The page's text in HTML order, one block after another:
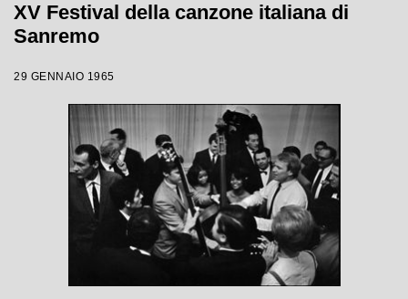
XV Festival della canzone italiana di
Sanremo
29 GENNAIO 1965